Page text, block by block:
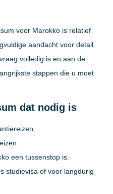
voor Marokko is relatief
aandacht voor detail
volledig is en aan de
stappen die u moet
dat nodig is
een tussenstop is.
studievisa of voor langdurig